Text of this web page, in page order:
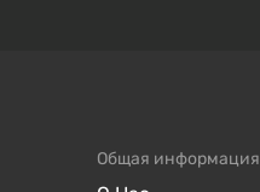
Общая информация